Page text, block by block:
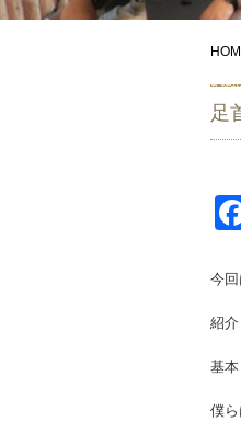
足
今
紹介
基本
僕ら